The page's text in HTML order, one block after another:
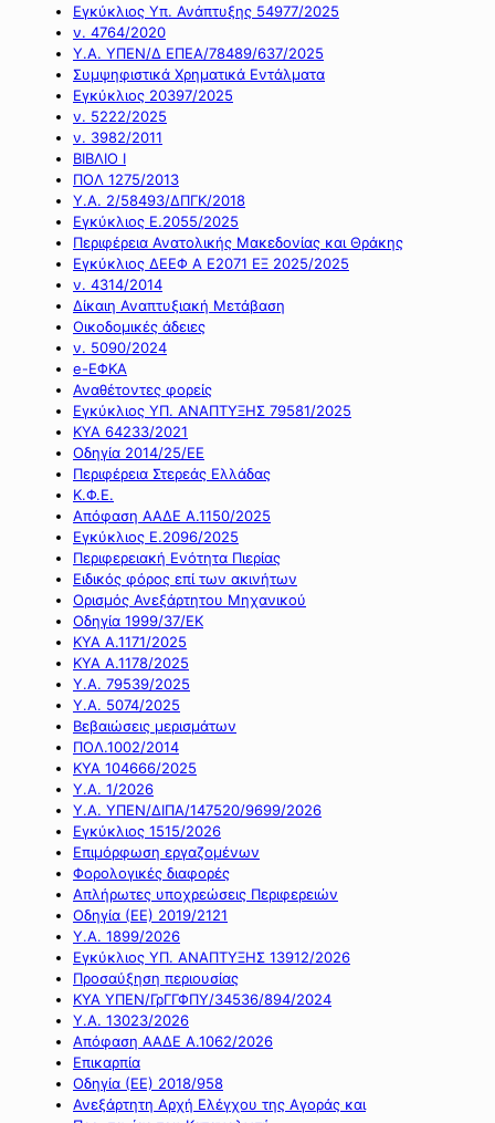
Εγκύκλιος Υπ. Ανάπτυξης 54977/2025
ν. 4764/2020
Υ.Α. ΥΠΕΝ/Δ ΕΠΕΑ/78489/637/2025
Συμψηφιστικά Χρηματικά Εντάλματα
Εγκύκλιος 20397/2025
ν. 5222/2025
ν. 3982/2011
ΒΙΒΛΙΟ Ι
ΠΟΛ 1275/2013
Υ.Α. 2/58493/ΔΠΓΚ/2018
Εγκύκλιος Ε.2055/2025
Περιφέρεια Ανατολικής Μακεδονίας και Θράκης
Εγκύκλιος ΔΕΕΦ Α Ε2071 ΕΞ 2025/2025
ν. 4314/2014
Δίκαιη Αναπτυξιακή Μετάβαση
Οικοδομικές άδειες
ν. 5090/2024
e-ΕΦΚΑ
Αναθέτοντες φορείς
Εγκύκλιος ΥΠ. ΑΝΑΠΤΥΞΗΣ 79581/2025
ΚΥΑ 64233/2021
Οδηγία 2014/25/ΕΕ
Περιφέρεια Στερεάς Ελλάδας
Κ.Φ.Ε.
Απόφαση ΑΑΔΕ Α.1150/2025
Εγκύκλιος Ε.2096/2025
Περιφερειακή Ενότητα Πιερίας
Ειδικός φόρος επί των ακινήτων
Ορισμός Ανεξάρτητου Μηχανικού
Οδηγία 1999/37/ΕΚ
ΚΥΑ Α.1171/2025
ΚΥΑ Α.1178/2025
Υ.Α. 79539/2025
Υ.Α. 5074/2025
Βεβαιώσεις μερισμάτων
ΠΟΛ.1002/2014
ΚΥΑ 104666/2025
Υ.Α. 1/2026
Υ.Α. ΥΠΕΝ/ΔΙΠΑ/147520/9699/2026
Εγκύκλιος 1515/2026
Επιμόρφωση εργαζομένων
Φορολογικές διαφορές
Απλήρωτες υποχρεώσεις Περιφερειών
Οδηγία (ΕΕ) 2019/2121
Υ.Α. 1899/2026
Εγκύκλιος ΥΠ. ΑΝΑΠΤΥΞΗΣ 13912/2026
Προσαύξηση περιουσίας
ΚΥΑ ΥΠΕΝ/ΓρΓΓΦΠΥ/34536/894/2024
Υ.Α. 13023/2026
Απόφαση ΑΑΔΕ Α.1062/2026
Επικαρπία
Οδηγία (ΕΕ) 2018/958
Ανεξάρτητη Αρχή Ελέγχου της Αγοράς και